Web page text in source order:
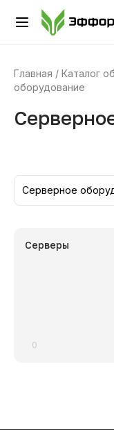
Главная Каталог
оборудование
Серверное
Серверы
0